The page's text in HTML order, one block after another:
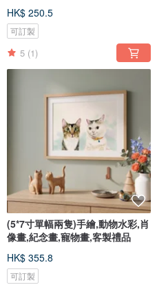
HK$ 250.5
可訂製
5 (1)
(5*7寸單幅兩隻)手繪,動物水彩,肖
像畫,紀念畫,寵物畫,客製禮品
HK$ 355.8
可訂製